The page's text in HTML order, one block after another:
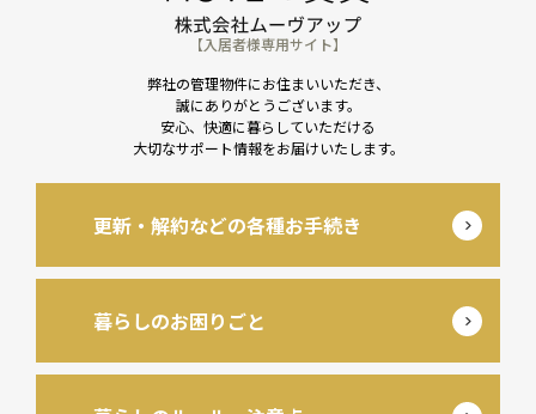
【入居者様専用サイト】
弊社の管理物件にお住まいいただき、
誠にありがとうございます。
安心、快適に暮らしていただける
大切なサポート情報をお届けいたします。
更新・解約などの各種お手続き
暮らしのお困りごと